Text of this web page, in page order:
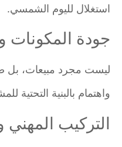
استغلال لليوم الشمسي.
جودة المكونات
ليست مجرد مبيعات، بل
واهتمام بالبنية التحتية
التركيب المهني